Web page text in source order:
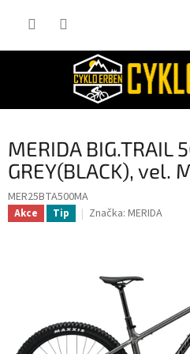
MERIDA BIG.TRAIL
GREY(BLACK), vel.
MER25BTA500MA
Akce Tip Značka: MERIDA